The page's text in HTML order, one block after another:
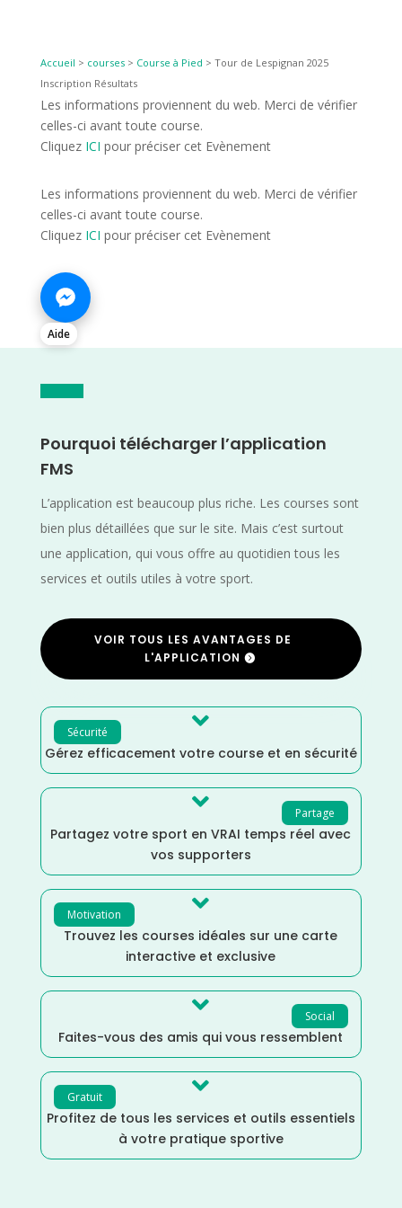
Accueil > courses> Course à Pied > Tour de Lespignan 2025
Inscription Résultats
Les informations proviennent du web. Merci de vérifier
celles-ci avant toute course.
Cliquez ICI pour préciser cet Evènement
Les informations proviennent du web. Merci de vérifier
celles-ci avant toute course.
Cliquez ICI pour préciser cet Evènement
Aide
Pourquoi télécharger l’application
FMS
L’application est beaucoup plus riche. Les courses sont
bien plus détaillées que sur le site. Mais c’est surtout
une application, qui vous offre au quotidien tous les
services et outils utiles à votre sport.
VOIR TOUS LES AVANTAGES DE
L'APPLICATION
Sécurité 
Gérez efficacement votre course et en sécurité
Partage

Partagez votre sport en VRAI temps réel avec
vos supporters
Motivation 
Trouvez les courses idéales sur une carte
interactive et exclusive
Social

Faites-vous des amis qui vous ressemblent
Gratuit 
Profitez de tous les services et outils essentiels
à votre pratique sportive